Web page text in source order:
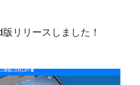
リリースしました！